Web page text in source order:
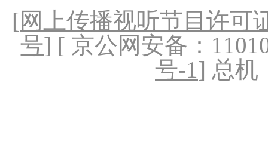
[网上传播视听节目许可
号] [ 京公网安备：
号-1] 总机